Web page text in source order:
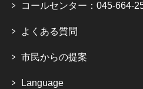
コールセンター：045-664-
よくある質問
市民からの提案
Language